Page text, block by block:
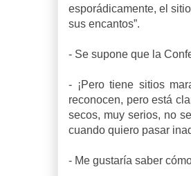
esporádicamente, el
sus encantos”.
- Se supone que la
- ¡Pero tiene sitios
reconocen, pero está
secos, muy serios, no
cuando quiero pasar
- Me gustaría saber